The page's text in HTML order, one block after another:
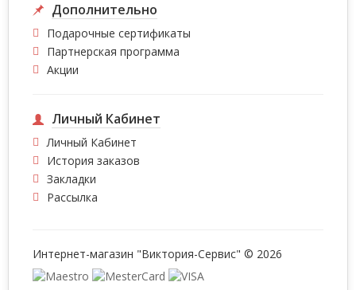
Дополнительно
Подарочные сертификаты
Партнерская программа
Акции
Личный Кабинет
Личный Кабинет
История заказов
Закладки
Рассылка
Интернет-магазин "Виктория-Сервис" © 2026